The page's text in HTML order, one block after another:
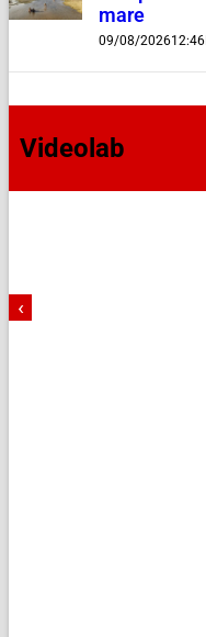
mare
09/08/202612:46
Videolab
‹